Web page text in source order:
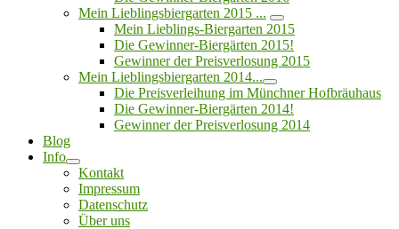
Mein Lieblingsbiergarten 2015 ...
Mein Lieblings-Biergarten 2015
Die Gewinner-Biergärten 2015!
Gewinner der Preisverlosung 2015
Mein Lieblingsbiergarten 2014...
Die Preisverleihung im Münchner Hofbräuhaus
Die Gewinner-Biergärten 2014!
Gewinner der Preisverlosung 2014
Blog
Info
Kontakt
Impressum
Datenschutz
Über uns